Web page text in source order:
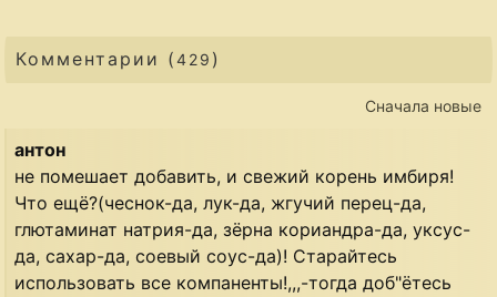
Комментарии (429 )
Сначала новые
антон
не помешает добавить, и свежий корень имбиря!
Что ещё?(чеснок-да, лук-да, жгучий перец-да,
глютаминат натрия-да, зёрна кориандра-да, уксус-
да, сахар-да, соевый соус-да)! Старайтесь
использовать все компаненты!,,,-тогда доб"ётесь